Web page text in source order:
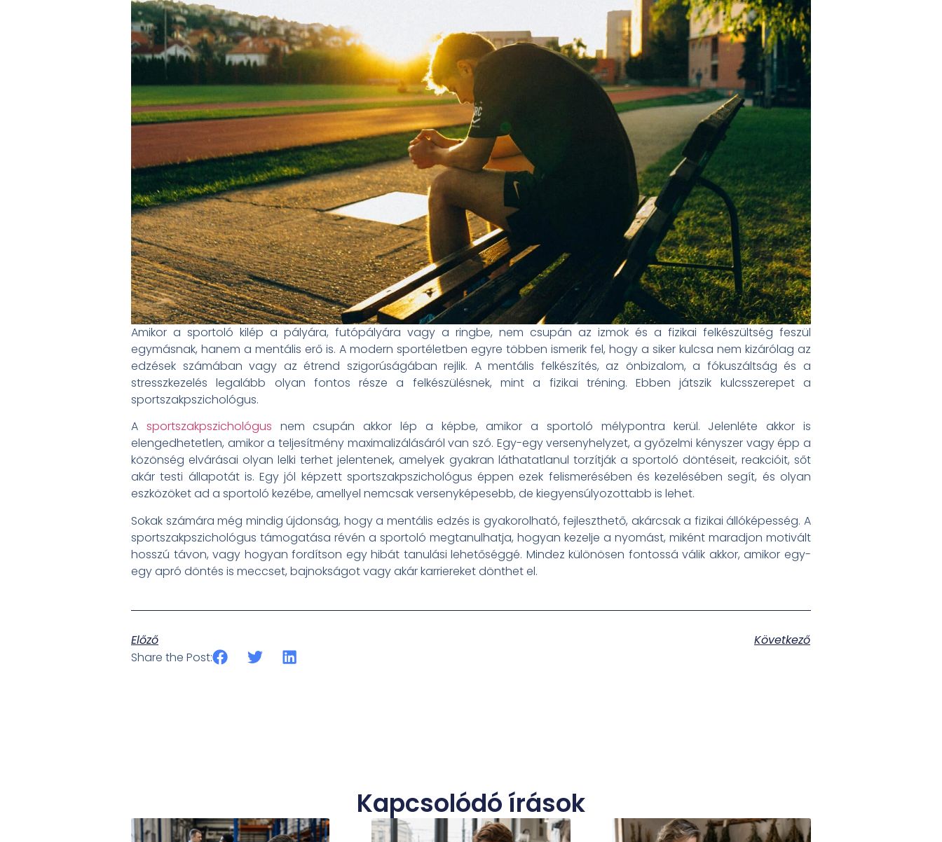
Amikor a sportoló kilép a pályára, futópályára vagy a ringbe, nem csupán az izmok és a fizikai felkészültség feszül
egymásnak, hanem a mentális erő is. A modern sportéletben egyre többen ismerik fel, hogy a siker kulcsa nem kizárólag az
edzések számában vagy az étrend szigorúságában rejlik. A mentális felkészítés, az önbizalom, a fókuszáltság és a
stresszkezelés legalább olyan fontos része a felkészülésnek, mint a fizikai tréning. Ebben játszik kulcsszerepet a
sportszakpszichológus.
A sportszakpszichológus nem csupán akkor lép a képbe, amikor a sportoló mélypontra kerül. Jelenléte akkor is
elengedhetetlen, amikor a teljesítmény maximalizálásáról van szó. Egy-egy versenyhelyzet, a győzelmi kényszer vagy épp a
közönség elvárásai olyan lelki terhet jelentenek, amelyek gyakran láthatatlanul torzítják a sportoló döntéseit, reakcióit, sőt
akár testi állapotát is. Egy jól képzett sportszakpszichológus éppen ezek felismerésében és kezelésében segít, és olyan
eszközöket ad a sportoló kezébe, amellyel nemcsak versenyképesebb, de kiegyensúlyozottabb is lehet.
Sokak számára még mindig újdonság, hogy a mentális edzés is gyakorolható, fejleszthető, akárcsak a fizikai állóképesség. A
sportszakpszichológus támogatása révén a sportoló megtanulhatja, hogyan kezelje a nyomást, miként maradjon motivált
hosszú távon, vagy hogyan fordítson egy hibát tanulási lehetőséggé. Mindez különösen fontossá válik akkor, amikor egy-
egy apró döntés is meccset, bajnokságot vagy akár karriereket dönthet el.
Előző
Következő
Share the Post:
Kapcsolódó írások